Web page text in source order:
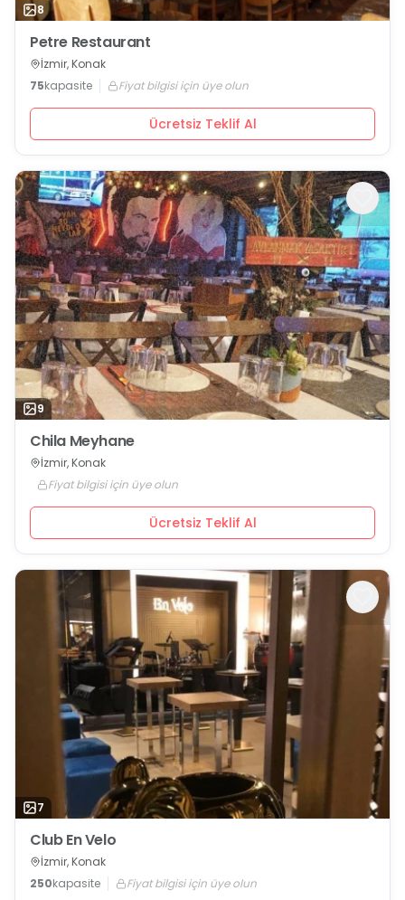
8
Petre Restaurant
İzmir, Konak
75kapasite Fiyat bilgisi için üye olun
Ücretsiz Teklif Al
9
Chila Meyhane
İzmir, Konak
Fiyat bilgisi için üye olun
Ücretsiz Teklif Al
7
Club En Velo
İzmir, Konak
250kapasite Fiyat bilgisi için üye olun